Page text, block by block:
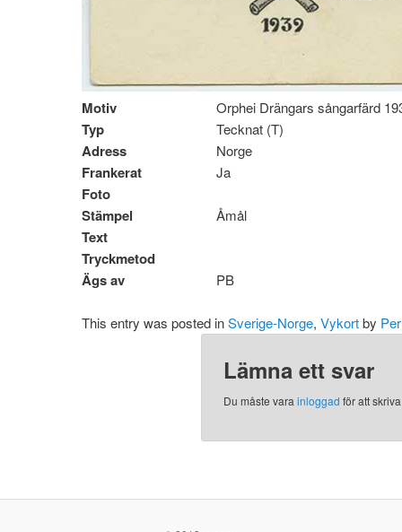
Motiv Orphei Drängars sångarfärd
Typ Tecknat (T)
Adress Norge
Frankerat Ja
Foto
Stämpel
Åmål
Text
Tryckmetod
Ägs av
PB
This entry was posted inSverige-Norge, Vykortby
Lämna ett svar
Du måste varainloggad för att